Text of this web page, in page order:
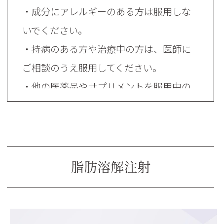
・成分にアレルギーのある方は服用しな
いでください。
・持病のある方や治療中の方は、医師に
ご相談のうえ服用してください。
・他の医薬品やサプリメントを服用中の
方は、飲み合わせについてご相談くださ
・体調に異変を感じた場合は服用を中止
し、医師へご相談ください。
脂肪溶解注射